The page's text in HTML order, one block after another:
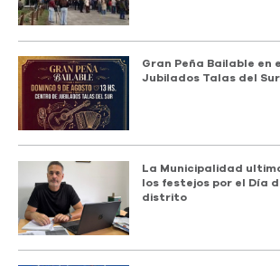
Gran Peña Bailable en
Jubilados Talas del Sur
La Municipalidad
los festejos por el Día
distrito